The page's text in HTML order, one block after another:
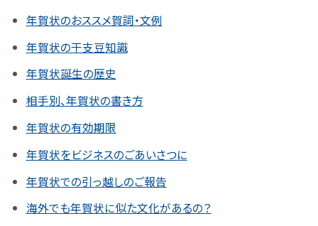
年賀状のおススメ賀詞・文例
年賀状の干支豆知識
年賀状誕生の歴史
相手別、年賀状の書き方
年賀状の有効期限
年賀状をビジネスのごあいさつに
年賀状での引っ越しのご報告
海外でも年賀状に似た文化があるの？